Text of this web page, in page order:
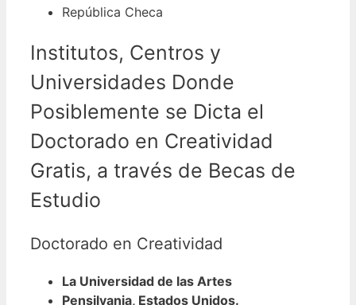
República Checa
Institutos, Centros y
Universidades Donde
Posiblemente se Dicta el
Doctorado en Creatividad
Gratis, a través de Becas de
Estudio
Doctorado en Creatividad
La Universidad de las Artes
Pensilvania, Estados Unidos.